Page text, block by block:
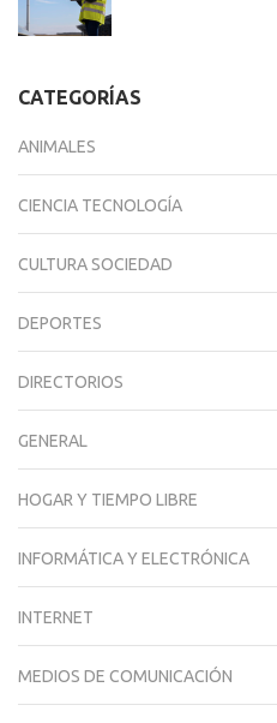
CATEGORÍAS
ANIMALES
CIENCIA TECNOLOGÍA
CULTURA SOCIEDAD
DEPORTES
DIRECTORIOS
GENERAL
HOGAR Y TIEMPO LIBRE
INFORMÁTICA Y ELECTRÓNICA
INTERNET
MEDIOS DE COMUNICACIÓN